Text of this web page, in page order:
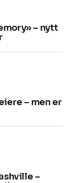
– nytt
– men er
–